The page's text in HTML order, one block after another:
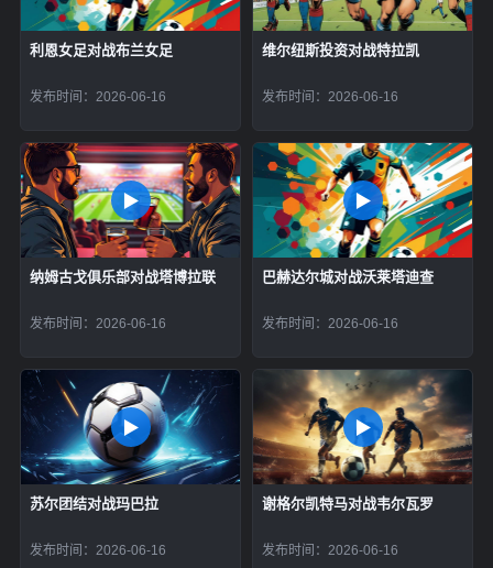
利恩女足对战布兰女足
发布时间：2026-06-16
维尔纽斯投资对战特拉凯
发布时间：2026-06-16
纳姆古戈俱乐部对战塔博拉联
发布时间：2026-06-16
巴赫达尔城对战沃莱塔迪查
发布时间：2026-06-16
苏尔团结对战玛巴拉
发布时间：2026-06-16
谢格尔凯特马对战韦尔瓦罗
发布时间：2026-06-16